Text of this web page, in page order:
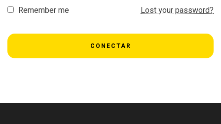
Remember me Lost your password?
CONECTAR